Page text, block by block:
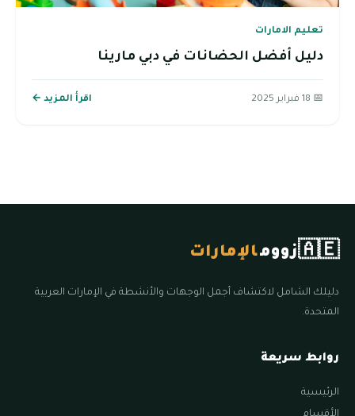
تعليم الامارات
دليل أفضل الحضانات في دبي مارينا
📅 18 فبراير 2025 اقرأ المزيد ←
🇦🇪زوومالإمارات
دليلك الشامل لاكتشاف أجمل الوجهات والأنشطة في الإمارات العربية
المتحدة.
روابط سريعة
الرئيسية